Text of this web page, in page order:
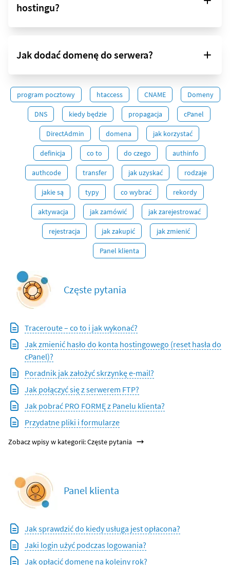
hostingu?
Jak dodać domenę do serwera?
program pocztowy htaccess CNAME Domeny
DNS kiedy będzie propagacja cPanel
DirectAdmin domena jak korzystać
definicja co to do czego authinfo
authcode transfer jak uzyskać rodzaje
jakie są typy co wybrać rekordy
aktywacja jak zamówić jak zarejestrować
rejestracja jak zakupić jak zmienić
Panel klienta
Częste pytania
Traceroute – co to i jak wykonać?
Jak zmienić hasło do konta hostingowego (reset hasła do
cPanel)?
Poradnik jak założyć skrzynkę e-mail?
Jak połączyć się z serwerem FTP?
Jak pobrać PRO FORMĘ z Panelu klienta?
Przydatne pliki i formularze
Zobacz wpisy w kategorii: Częste pytania
Panel klienta
Jak sprawdzić do kiedy usługa jest opłacona?
Jaki login użyć podczas logowania?
Jak opłacić domenę na kolejny rok?